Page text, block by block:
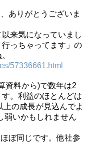
ありがとうございま
来気になっていまし
っちゃってます」の
57336661.html
資料から)で数年は2
。利益のほとんどは
の成長が見込んでよ
弱いかもしれません
ぼ同じです。他社参